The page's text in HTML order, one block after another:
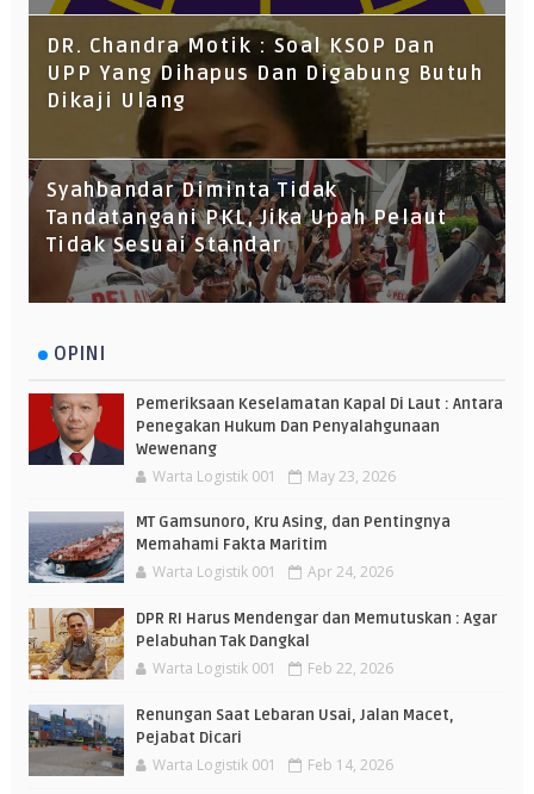
DR. Chandra Motik : Soal KSOP Dan
UPP Yang Dihapus Dan Digabung Butuh
Dikaji Ulang
Syahbandar Diminta Tidak
Tandatangani PKL, Jika Upah Pelaut
Tidak Sesuai Standar
OPINI
Pemeriksaan Keselamatan Kapal Di Laut : Antara
Penegakan Hukum Dan Penyalahgunaan
Wewenang
Warta Logistik 001 May 23, 2026
MT Gamsunoro, Kru Asing, dan Pentingnya
Memahami Fakta Maritim
Warta Logistik 001 Apr 24, 2026
DPR RI Harus Mendengar dan Memutuskan : Agar
Pelabuhan Tak Dangkal
Warta Logistik 001 Feb 22, 2026
Renungan Saat Lebaran Usai, Jalan Macet,
Pejabat Dicari
Warta Logistik 001 Feb 14, 2026